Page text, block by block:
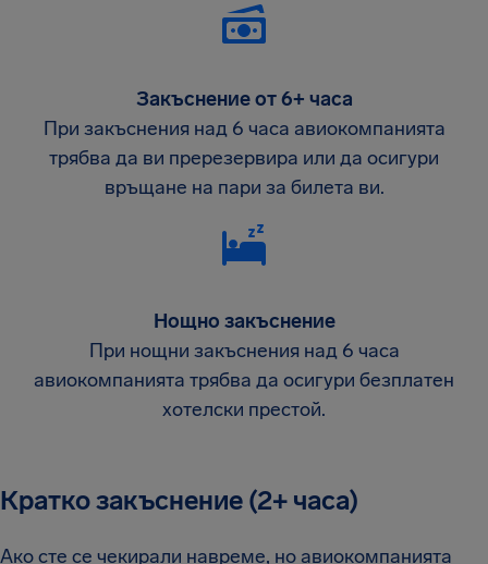
Закъснение от 6+ часа
При закъснения над 6 часа авиокомпанията
трябва да ви пререзервира или да осигури
връщане на пари за билета ви.
Нощно закъснение
При нощни закъснения над 6 часа
авиокомпанията трябва да осигури безплатен
хотелски престой.
Кратко закъснение (2+ часа)
Ако сте се чекирали навреме, но авиокомпанията